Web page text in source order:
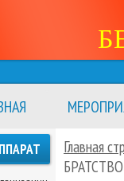
Главная